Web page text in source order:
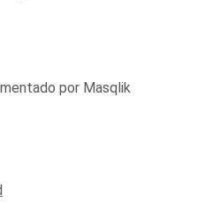
por Masqlik